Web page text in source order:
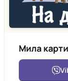
Мила